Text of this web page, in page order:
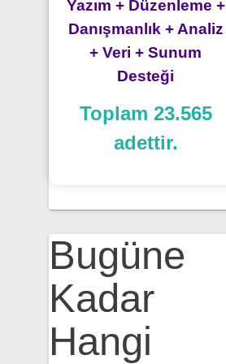
Yazım + Düzenleme +
Danışmanlık + Analiz
+ Veri + Sunum
Desteği
Toplam 23.565
adettir.
Bugüne
Kadar
Hangi